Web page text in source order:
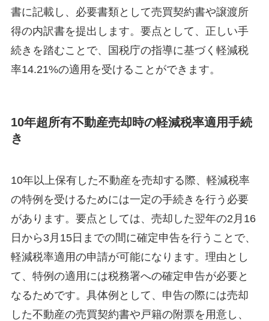
書に記載し、必要書類として売買契約書や譲渡所
得の内訳書を提出します。要点として、正しい手
続きを踏むことで、国税庁の指導に基づく軽減税
率14.21%の適用を受けることができます。
10年超所有不動産売却時の軽減税率適用手続
き
10年以上保有した不動産を売却する際、軽減税率
の特例を受けるためには一定の手続きを行う必要
があります。要点としては、売却した翌年の2月16
日から3月15日までの間に確定申告を行うことで、
軽減税率適用の申請が可能になります。理由とし
て、特例の適用には税務署への確定申告が必要と
なるためです。具体例として、申告の際には売却
した不動産の売買契約書や戸籍の附票を用意し、